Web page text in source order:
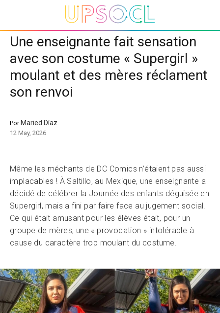
Une enseignante fait sensation
avec son costume « Supergirl »
moulant et des mères réclament
son renvoi
Por Maried Díaz
12 May, 2026
Même les méchants de DC Comics n’étaient pas aussi
implacables ! À Saltillo, au Mexique, une enseignante a
décidé de célébrer la Journée des enfants déguisée en
Supergirl, mais a fini par faire face au jugement social.
Ce qui était amusant pour les élèves était, pour un
groupe de mères, une « provocation » intolérable à
cause du caractère trop moulant du costume.